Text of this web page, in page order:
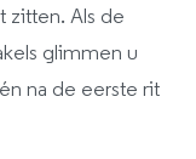
zitten. Als de
glimmen u
na de eerste rit